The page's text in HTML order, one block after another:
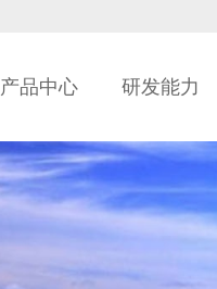
产品中心 研发能力